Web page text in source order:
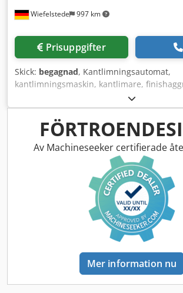
Wiefelstede 997 km
Prisuppgifter
Skick: begagnad, Kantlimningsautomat,
kantlimningsmaskin, kantlimare,
poleringsaggregat, aggregatbyggsats,
formatbearbetningsaggregat,
kantbearbetningsmaskin, slipaggregat,
kantlimningsaggregat -Aggregat: från
BRANDT KM 35 -Motor: Groschopp Typ
180 V / 54 W -Enskilda komponenter: se
425/270/H260 mm -Vikt: 24 kg Dodegy T
Av Machineseeker certifierade
Mer information nu